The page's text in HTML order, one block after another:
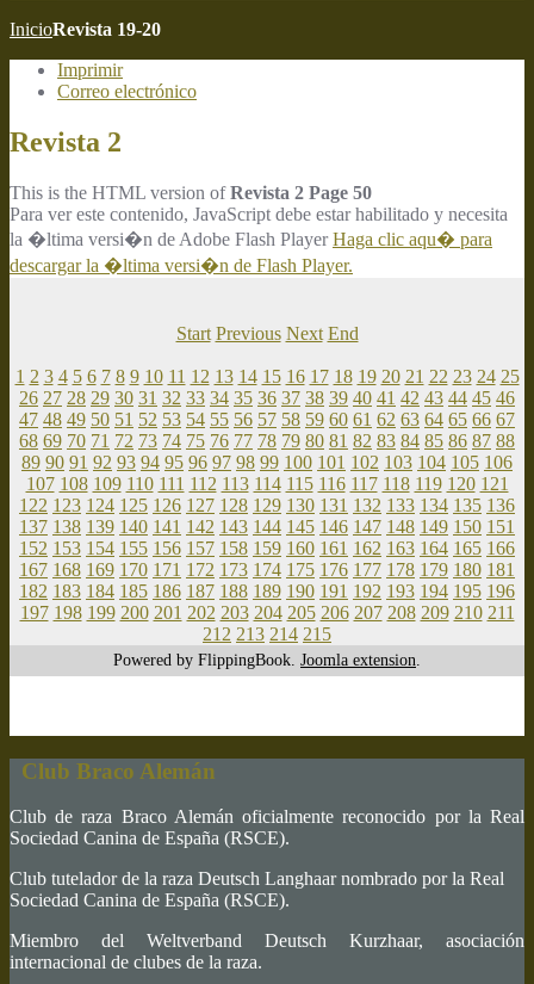
InicioRevista 19-20
Imprimir
Correo electrónico
Revista 2
This is the HTML version ofRevista 2 Page 50
Para ver este contenido, JavaScript debe estar habilitado y necesita
la �ltima versi�n de Adobe Flash PlayerHaga clic aqu� para
descargar la �ltima versi�n de Flash Player.
Start Previous Next End
1 2 3 4 5 6 7 8 9 10 11 12 13 14 15 16 17 18 19 20 21 22 23 24 25
26 27 28 29 30 31 32 33 34 35 36 37 38 39 40 41 42 43 44 45 46
47 48 49 50 51 52 53 54 55 56 57 58 59 60 61 62 63 64 65 66 67
68 69 70 71 72 73 74 75 76 77 78 79 80 81 82 83 84 85 86 87 88
89 90 91 92 93 94 95 96 97 98 99 100 101 102 103 104 105 106
107 108 109 110 111 112 113 114 115 116 117 118 119 120 121
122 123 124 125 126 127 128 129 130 131 132 133 134 135 136
137 138 139 140 141 142 143 144 145 146 147 148 149 150 151
152 153 154 155 156 157 158 159 160 161 162 163 164 165 166
167 168 169 170 171 172 173 174 175 176 177 178 179 180 181
182 183 184 185 186 187 188 189 190 191 192 193 194 195 196
197 198 199 200 201 202 203 204 205 206 207 208 209 210 211
212 213 214 215
Powered by FlippingBook. Joomla extension
Club Braco Alemán
Club de raza Braco Alemán oficialmente reconocido por la Real
Sociedad Canina de España (RSCE).
Club tutelador de la raza Deutsch Langhaar nombrado por la Real
Sociedad Canina de España (RSCE).
Miembro del Weltverband Deutsch Kurzhaar, asociación
internacional de clubes de la raza.